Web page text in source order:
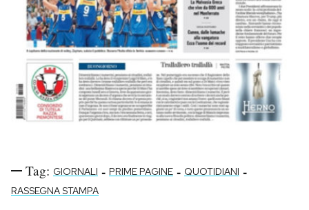
Tag: GIORNALI - PRIME PAGINE - QUOTIDIANI -
RASSEGNA STAMPA